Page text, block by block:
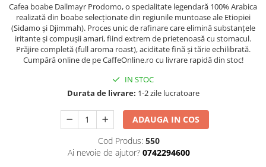
Pliculete Zahar si Miere
Siropuri
Topping
Aparate SH
Stabilizatoare tensiune
Piese schimb espressoare
Accesorii si intretinere
Cafea boabe Dallmayr Prodomo, o specialitate legendară 100% Arabica
realizată din boabe selecționate din regiunile muntoase ale Etiopiei
(Sidamo și Djimmah). Proces unic de rafinare care elimină substanțele
iritante și compușii amari, fiind extrem de prietenoasă cu stomacul.
Prăjire completă (full aroma roast), aciditate fină și tărie echilibrată.
Cumpără online de pe CaffeOnline.ro cu livrare rapidă din stoc!
IN STOC
Durata de livrare: 1-2 zile lucratoare
ADAUGA IN COS
Cod Produs: 550
Ai nevoie de ajutor? 0742294600